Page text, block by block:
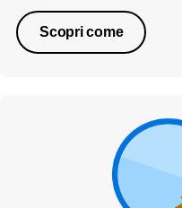
Scopri come